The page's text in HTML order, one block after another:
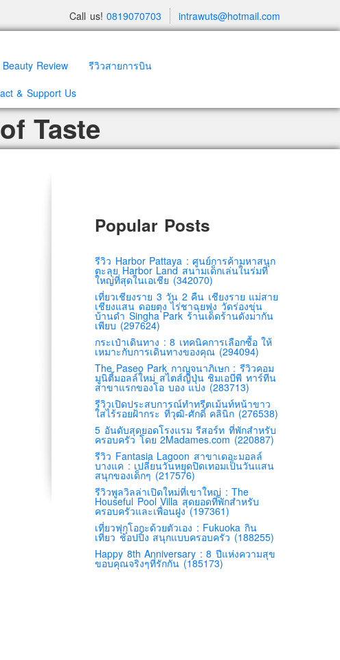
intrawuts@hotmail.com
Call us! 0819070703
Beauty Review
รีวิวสายการบิน
& Support Us
Taste
Popular Posts
รีวิว Harbor Pattaya : ศูนย์การค้ามหาสนุก
ตะลุย Harbor Land สนามเด็กเล่นในร่มที่
ใหญ่ที่สุดในเอเชีย (342070)
เที่ยวเชียงราย 3 วัน 2 คืน เชียงราย แม่สาย
เชียงแสน ดอยตุง ไร่ชาฉุยฟง วัดร่องขุ่น
บ้านดำ Singha Park ร้านเด็ดร้านดังมากัน
เพียบ (297624)
กระเป๋าเดินทาง : 8 เทคนิคการเลือกซื้อ ให้
เหมาะกับการเดินทางของคุณ (294094)
The Paseo Park กาญจนาภิเษก : รีวิวคอม
มูนิตี้มอลล์ใหม่ สไตส์ญี่ปุ่น ชิมเอบีพี ทาร์ทีน
สาขาแรกของโอ บอง แปง (283713)
รีวิวเปิดประสบการณ์ทำทรีตเม้นท์หน้าขาว
ใสไร้รอยฝ้ากระ ที่วุฒิ-ศักดิ์ คลินิก (276538)
5 อันดับสุดยอดโรงแรม รีสอร์ท ที่พักสำหรับ
ครอบครัว โดย 2Madames.com (220887)
รีวิว Fantasia Lagoon สาขาเดอะมอลล์
บางแค : เปลี่ยนวันหยุดปิดเทอมเป็นวันแสน
สนุกของเด็กๆ (217576)
รีวิวพูลวิลล่าเปิดใหม่ที่เขาใหญ่ : The
Houseful Pool Villa สุดยอดที่พักสำหรับ
ครอบครัวและเพื่อนฝูง (197361)
เที่ยวฟุกุโอกะด้วยตัวเอง : Fukuoka กิน
เที่ยว ช้อปปิ้ง สนุกแบบครอบครัว (188255)
Happy 8th Anniversary : 8 ปีแห่งความสุข
ขอบคุณจริงๆที่รักกัน (185173)